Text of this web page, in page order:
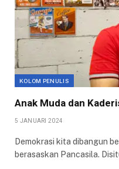
KOLOM PENULIS
Anak Muda dan
5 JANUARI 2024
Demokrasi kita dibangun
berasaskan Pancasila.